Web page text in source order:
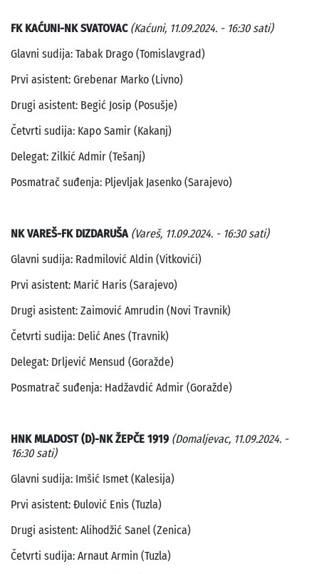
FK KAĆUNI-NK SVATOVAC (Kaćuni, 11.09.2024. - 16:30 sati)
Glavni sudija: Tabak Drago (Tomislavgrad)
Prvi asistent: Grebenar Marko (Livno)
Drugi asistent: Begić Josip (Posušje)
Četvrti sudija: Kapo Samir (Kakanj)
Delegat: Zilkić Admir (Tešanj)
Posmatrač suđenja: Pljevljak Jasenko (Sarajevo)
NK VAREŠ-FK DIZDARUŠA (Vareš, 11.09.2024. - 16:30 sati)
Glavni sudija: Radmilović Aldin (Vitkovići)
Prvi asistent: Marić Haris (Sarajevo)
Drugi asistent: Zaimović Amrudin (Novi Travnik)
Četvrti sudija: Delić Anes (Travnik)
Delegat: Drljević Mensud (Goražde)
Posmatrač suđenja: Hadžavdić Admir (Goražde)
HNK MLADOST (D)-NK ŽEPČE 1919 (Domaljevac, 11.09.2024. -
16:30 sati)
Glavni sudija: Imšić Ismet (Kalesija)
Prvi asistent: Đulović Enis (Tuzla)
Drugi asistent: Alihodžić Sanel (Zenica)
Četvrti sudija: Arnaut Armin (Tuzla)